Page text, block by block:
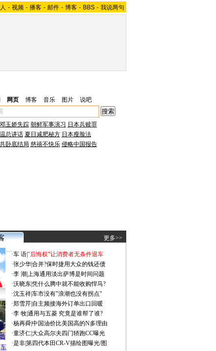
- 视频 - 播客 - 邮件 - 博客 - BBS - 我说两句
网页 博客 音乐 图片 说吧
邓玉娇失踪 朝鲜军事演习 日本兵赎罪
总讲话 夏日减肥秘方 日本瘦脸法
卧底结局 慈禧不快乐 侵略中国报告
更多>>
·车 语|"后悔权"让消费者无条件退车
·张少华|合并?保时捷用大众的钱还债
·李 潮 上海通用淡出萨博是时间问题
·沃晓东|凭什么腾中就不能收购悍马?
·沈玉祥|车市没有"浪潮也没有拐点"
·郑雪芹| 自主频接海外订单出口回暖
·李 牧|通用与五菱 究竟是谁帮了谁?
·杨再舜|中国油价比美国高的N多理由
·童济仁|大众高尔夫四门轿跑CC曝光
·是非|第四代本田CR-V描绘图曝光/图
车